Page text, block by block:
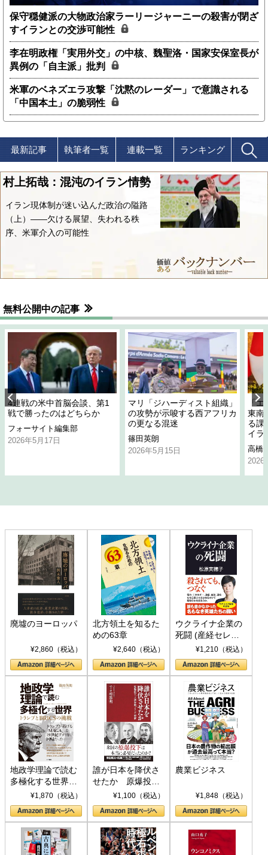
保守穏健派の大物政治家ラーリージャーニーの殺害が閉ざ
すイランとの交渉可能性
李在明政権「実用外交」の中核、魏聖洛・国家安保室長が
異例の「自主派」批判
米軍のベネズエラ攻撃「沈黙のレーダー」で意識される
「中国本土」の脆弱性
最新記事 執筆者一覧 連載一覧 ランキング
村上拓哉：混沌のイラン情勢
イラン現体制が迷い込んだ政治の隘路
（上）――欠ける展望、失われる秩
序、米軍介入の可能性
無料公開中の記事
4連戦の米中首脳会談、第1
戦で勝ったのはどちらか
フォーサイト編集部
2026年5月17日
マリ「ジハーディスト組織」
の攻勢が示唆する西アフリカ
の更なる混迷
篠田英朗
2026年5月15日
「
東南
る課
イラ
高橋
2026
廃墟のヨーロッパ
¥2,860（税込）
北方領土を知るた
めの63章
¥2,640（税込）
ウクライナ企業の
死闘 (産経セレク
ト S 039)¥1,210（税込）
地政学理論で読む
多極化する世界：
トランプとBRICS
の挑戦
¥1,870（税込）
誰が日本を降伏さ
せたか 原爆投
下、ソ連参戦、そ
して聖断 (PHP新
書)
¥1,100（税込）
農業ビジネス
¥1,848（税込）